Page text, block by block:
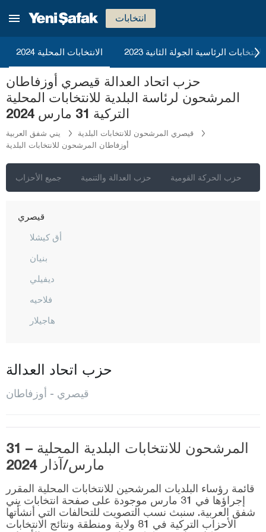
انتخابات
الانتخابات المحلية 2024 2023 الانتخابات الرئاسية الجولة الثانية
حزب اتحاد العدالة قيصري أوزفاطان
المرشحون لرئاسة البلدية للانتخابات المحلية
التركية 31 مارس 2024
يني شفق العربية
قيصري المرشحون للانتخابات البلدية
أوزفاطان المرشحون للانتخابات البلدية
جميع الأحزاب حزب العدالة والتنمية حزب الحركة القومية
هاكّاري
إيغدير
إيسبارتا
قهرمان ماراش
قارابوك
كرامان
كاستاموني
قيصري
أق كيشلا
بنيان
ديفيلي
فلاحيه
هاجيلار
كوجاسنان
بينار باشي
ساريأوغلان
ساريز
طالاس
طومركز
حزب اتحاد العدالة
قيصري - أوزفاطان
المرشحون للانتخابات البلدية المحلية – 31
مارس/آذار 2024
قائمة رؤساء البلديات المرشحين للانتخابات المحلية المقرر
إجراؤها في 31 مارس موجودة على صفحة انتخابات يني
شفق العربية. سنبث نسب التصويت للتحالفات التي أنشأتها
الأحزاب التركية في 81 ولاية ومنطقة ونتائج الانتخابات